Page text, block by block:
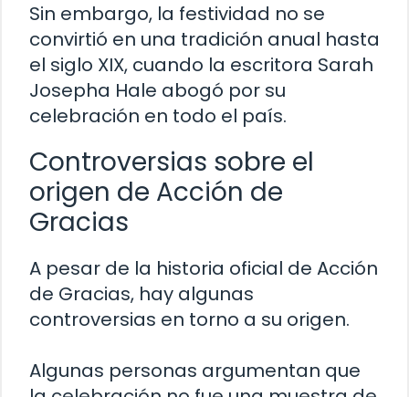
Sin embargo, la festividad no se
convirtió en una tradición anual hasta
el siglo XIX, cuando la escritora Sarah
Josepha Hale abogó por su
celebración en todo el país.
Controversias sobre el
origen de Acción de
Gracias
A pesar de la historia oficial de Acción
de Gracias, hay algunas
controversias en torno a su origen.
Algunas personas argumentan que